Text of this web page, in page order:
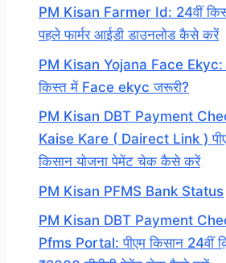
PM Kisan Farmer Id: 24वीं
पहले फार्मर आईडी डाउनलोड कैसे करें
PM Kisan Yojana Face Ekyc:
किस्त में Face ekyc जरूरी?
PM Kisan DBT Payment
Kaise Kare ( Dairect Link )
किसान योजना पेमेंट चेक कैसे करें
PM Kisan PFMS Bank Status
PM Kisan DBT Payment
Pfms Portal: पीएम किसान 24वीं